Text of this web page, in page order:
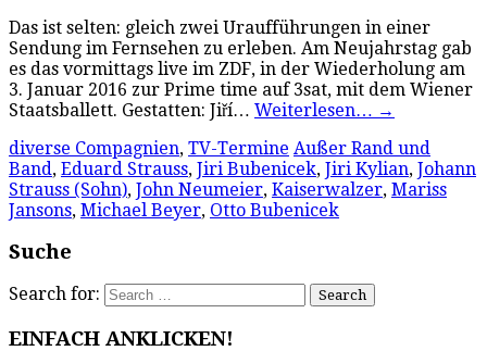
Das ist selten: gleich zwei Uraufführungen in einer
Sendung im Fernsehen zu erleben. Am Neujahrstag gab
es das vormittags live im ZDF, in der Wiederholung am
3. Januar 2016 zur Prime time auf 3sat, mit dem Wiener
Staatsballett. Gestatten: Jiří… Weiterlesen… →
diverse Compagnien, TV-Termine Außer Rand und
Band, Eduard Strauss, Jiri Bubenicek, Jiri Kylian, Johann
Strauss (Sohn), John Neumeier, Kaiserwalzer, Mariss
Jansons, Michael Beyer, Otto Bubenicek
Suche
Search for:
EINFACH ANKLICKEN!